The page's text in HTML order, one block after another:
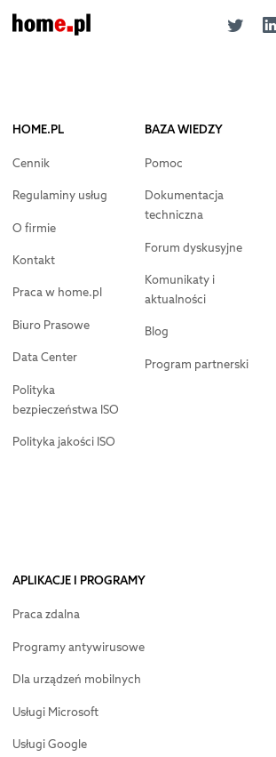
HOME.PL
Cennik
Regulaminy usług
O firmie
Kontakt
Praca w home.pl
Biuro Prasowe
Data Center
Polityka
bezpieczeństwa ISO
Polityka jakości ISO
BAZA WIEDZY
Pomoc
Dokumentacja
techniczna
Forum dyskusyjne
Komunikaty i
aktualności
Blog
Program partnerski
APLIKACJE I PROGRAMY
Praca zdalna
Programy antywirusowe
Dla urządzeń mobilnych
Usługi Microsoft
Usługi Google